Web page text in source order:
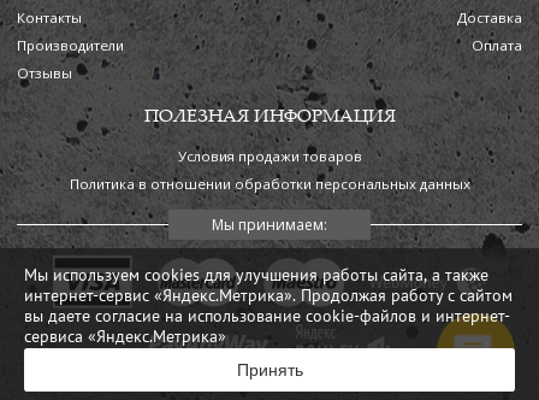
Контакты
Производители
Отзывы
Доставка
Оплата
ПОЛЕЗНАЯ ИНФОРМАЦИЯ
Условия продажи товаров
Политика в отношении обработки персональных данных
Мы используем cookies для улучшения работы сайта, а также
интернет-сервис «Яндекс.Метрика». Продолжая работу с сайтом
вы даете согласие на использование cookie-файлов и интернет-
сервиса «Яндекс.Метрика»
Принять